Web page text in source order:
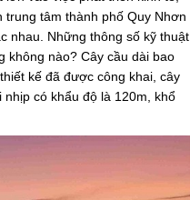
trung tâm thành phố Quy Nhơn
nhau. Những thông số kỹ thuật
không nào? Cây cầu dài bao
kế đã được công khai, cây
có khẩu độ là 120m, khổ